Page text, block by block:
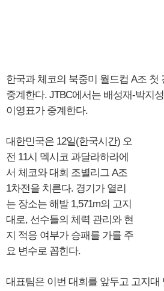
한국과 체코의 북중미 월드컵 A조 첫
중계한다. JTBC에서는 배성재-박지
이영표가 중계한다.
대한민국은 12일(한국시간) 오
전 11시 멕시코 과달라하라에
서 체코와 대회 조별리그 A조
1차전을 치른다. 경기가 열리
는 장소는 해발 1,571m의 고지
대로, 선수들의 체력 관리와 현
지 적응 여부가 승패를 가를 주
요 변수로 꼽힌다.
대표팀은 이번 대회를 앞두고 고지대